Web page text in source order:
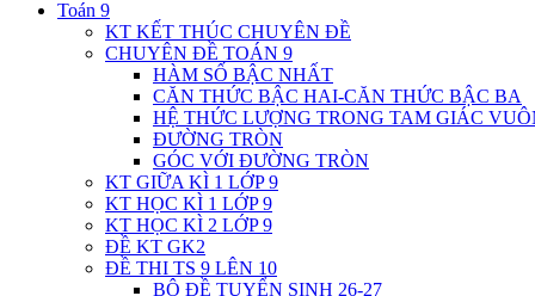
Toán 9
KT KẾT THÚC CHUYÊN ĐỀ
CHUYÊN ĐỀ TOÁN 9
HÀM SỐ BẬC NHẤT
CĂN THỨC BẬC HAI-CĂN THỨC BẬC BA
HỆ THỨC LƯỢNG TRONG TAM GIÁC
ĐƯỜNG TRÒN
GÓC VỚI ĐƯỜNG TRÒN
KT GIỮA KÌ 1 LỚP 9
KT HỌC KÌ 1 LỚP 9
KT HỌC KÌ 2 LỚP 9
ĐỀ KT GK2
ĐỀ THI TS 9 LÊN 10
BỘ ĐỀ TUYỂN SINH 26-27